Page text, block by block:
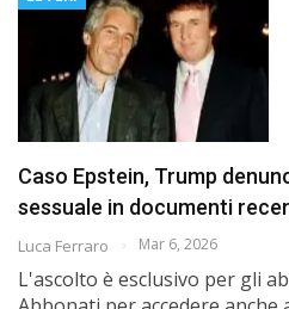
Caso Epstein, Trump
sessuale in documenti
Luca Ferraro Mar 6, 2026
L'ascolto è esclusivo per gli